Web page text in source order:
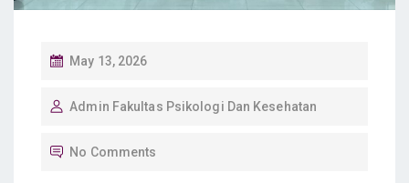
P
S
May 13, 2026
Admin Fakultas Psikologi Dan Kesehatan
No Comments